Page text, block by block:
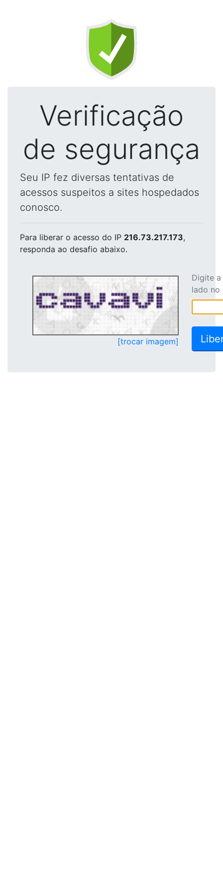
Verificação
de segurança
Seu IP fez diversas tentativas de
acessos suspeitos a sites hospedados
conosco.
Para liberar o acesso do IP 216.73.217.173,
responda ao desafio abaixo.
[trocar imagem]
Digite
lado no